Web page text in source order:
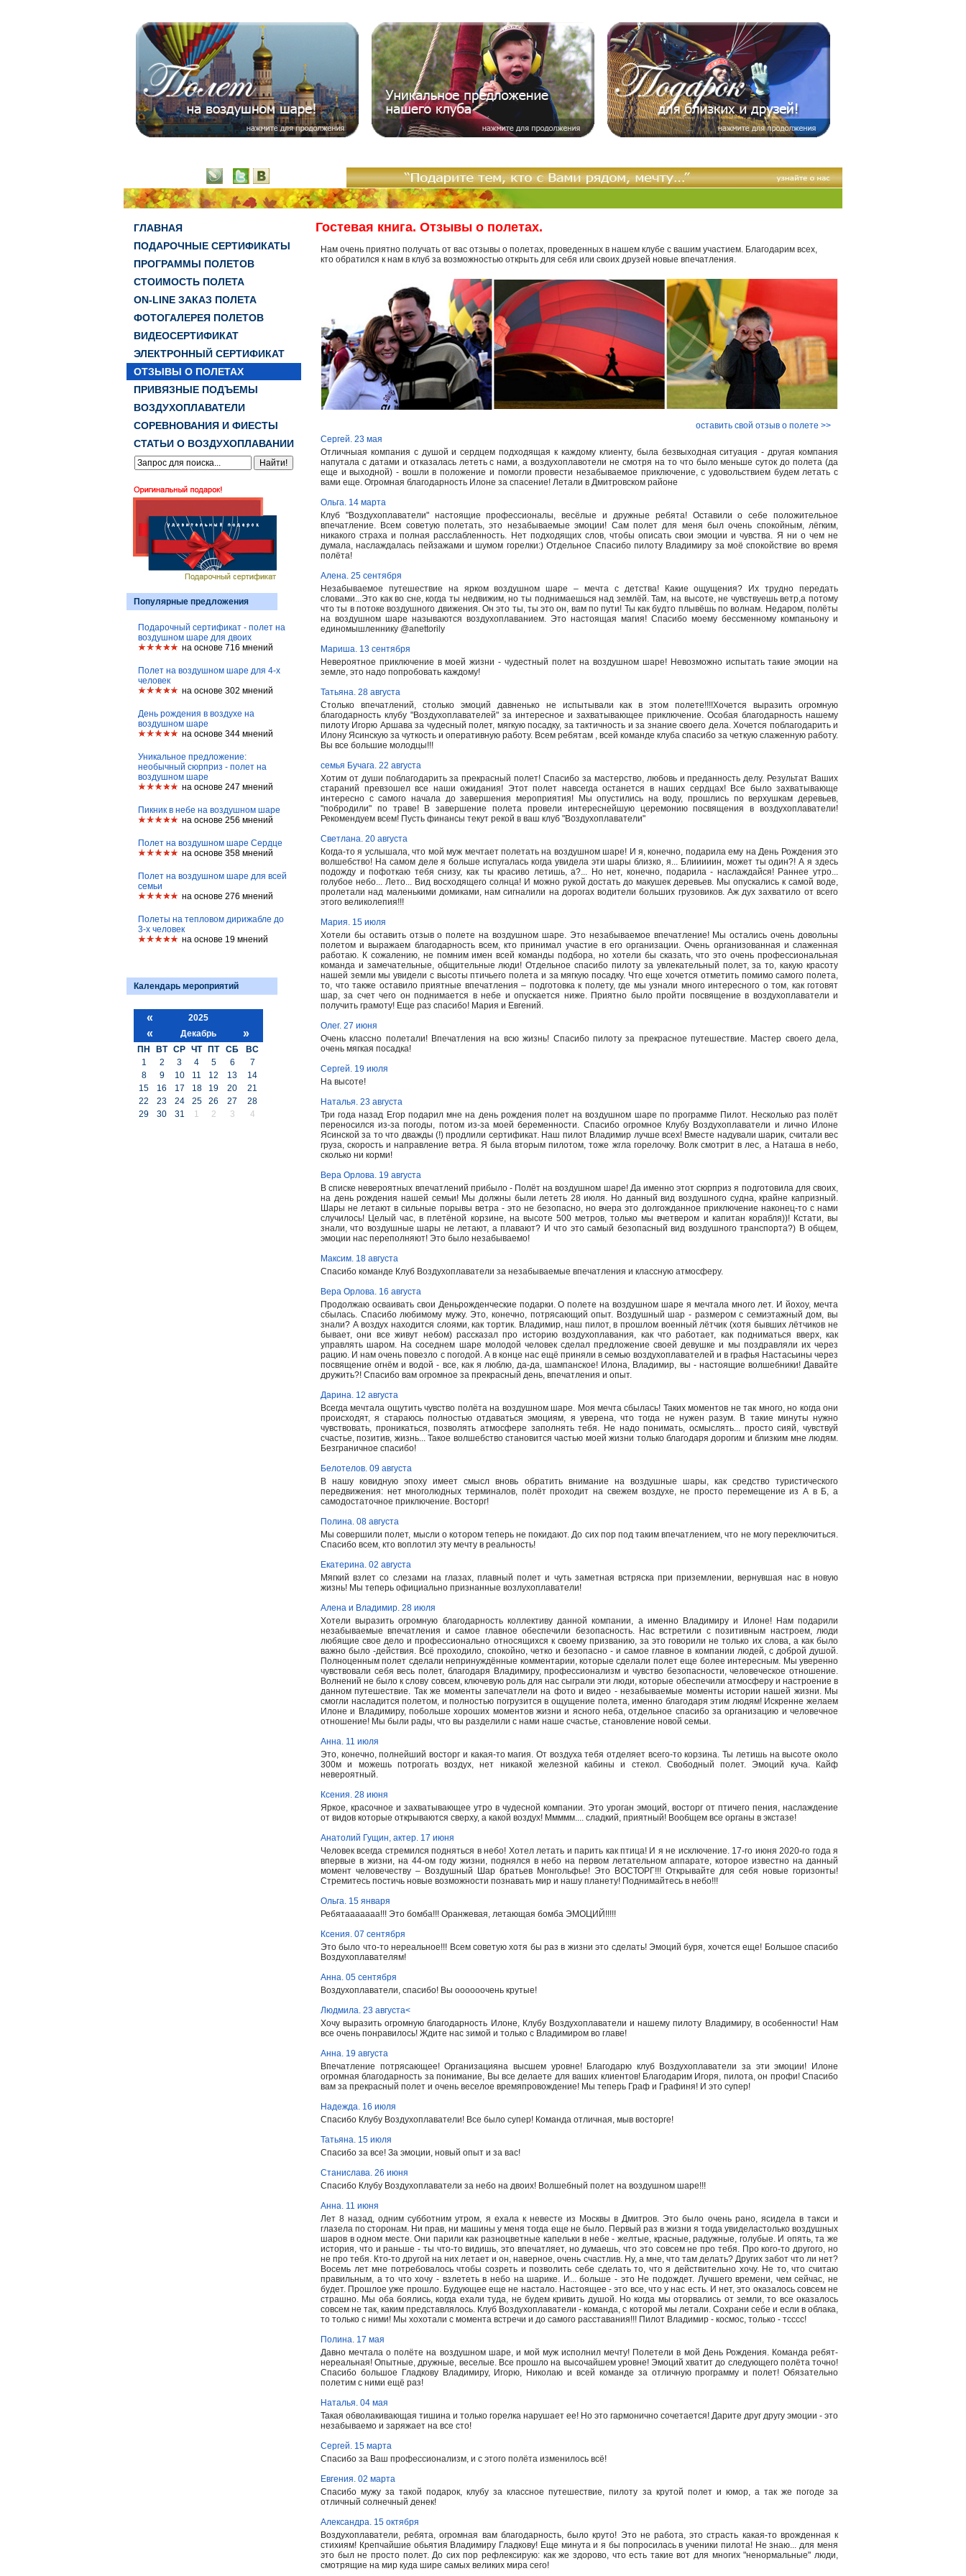
ГЛАВНАЯ
ПОДАРОЧНЫЕ СЕРТИФИКАТЫ
ПРОГРАММЫ ПОЛЕТОВ
СТОИМОСТЬ ПОЛЕТА
ON-LINE ЗАКАЗ ПОЛЕТА
ФОТОГАЛЕРЕЯ ПОЛЕТОВ
ВИДЕОСЕРТИФИКАТ
ЭЛЕКТРОННЫЙ СЕРТИФИКАТ
ОТЗЫВЫ О ПОЛЕТАХ
ПРИВЯЗНЫЕ ПОДЪЕМЫ
ВОЗДУХОПЛАВАТЕЛИ
СОРЕВНОВАНИЯ И ФИЕСТЫ
СТАТЬИ О ВОЗДУХОПЛАВАНИИ
Популярные предложения
Подарочный сертификат - полет на
воздушном шаре для двоих
на основе 716 мнений
Полет на воздушном шаре для 4-х
человек
на основе 302 мнений
День рождения в воздухе на
воздушном шаре
на основе 344 мнений
Уникальное предложение:
необычный сюрприз - полет на
воздушном шаре
на основе 247 мнений
Пикник в небе на воздушном шаре
на основе 256 мнений
Полет на воздушном шаре Сердце
на основе 358 мнений
Полет на воздушном шаре для всей
семьи
на основе 276 мнений
Полеты на тепловом дирижабле до
3-х человек
на основе 19 мнений
Календарь мероприятий
« 2025
« Декабрь »
ПН ВТ СР ЧТ ПТ СБ
ВС
1
2 3 4 5 6
7
8
9 10 11 12 13
14
15
16 17 18 19 20
21
22
23 24 25 26 27
28
29
30 31 1 2 3 4
Гостевая книга. Отзывы о полетах.
Нам очень приятно получать от вас отзывы о полетах, проведенных в нашем клубе с вашим участием. Благодарим всех,
кто обратился к нам в клуб за возможностью открыть для себя или своих друзей новые впечатления.
оставить свой отзыв о полете >>
Сергей. 23 мая
Отличныая компания с душой и сердцем подходящая к каждому клиенту, была безвыходная ситуация - другая компания
напутала с датами и отказалась лететь с нами, а воздухоплавотели не смотря на то что было меньше суток до полета (да
еще и выходной) - вошли в положение и помогли провести незабываемое приключение, с удовольствием будем летать с
вами еще. Огромная благодарность Илоне за спасение! Летали в Дмитровском районе
Ольга. 14 марта
Клуб "Воздухоплаватели" настоящие профессионалы, весёлые и дружные ребята! Оставили о себе положительное
впечатление. Всем советую полетать, это незабываемые эмоции! Сам полет для меня был очень спокойным, лёгким,
никакого страха и полная расслабленность. Нет подходящих слов, чтобы описать свои эмоции и чувства. Я ни о чем не
думала, наслаждалась пейзажами и шумом горелки:) Отдельное Спасибо пилоту Владимиру за моё спокойствие во время
полёта!
Алена. 25 сентября
Незабываемое путешествие на ярком воздушном шаре – мечта с детства! Какие ощущения? Их трудно передать
словами...Это как во сне, когда ты недвижим, но ты поднимаешься над землёй. Там, на высоте, не чувствуешь ветр,а потому
что ты в потоке воздушного движения. Он это ты, ты это он, вам по пути! Ты как будто плывёшь по волнам. Недаром, полёты
на воздушном шаре называются воздухоплаванием. Это настоящая магия! Спасибо моему бессменному компаньону и
единомышленнику @anettorily
Мариша. 13 сентября
Невероятное приключение в моей жизни - чудестный полет на воздушном шаре! Невозможно испытать такие эмоции на
земле, это надо попробовать каждому!
Татьяна. 28 августа
Столько впечатлений, столько эмоций давненько не испытывали как в этом полете!!!!Хочется выразить огромную
благодарность клубу "Воздухоплавателей" за интересное и захватывающее приключение. Особая благодарность нашему
пилоту Игорю Аршава за чудесный полет, мягкую посадку, за тактичность и за знание своего дела. Хочется поблагодарить и
Илону Ясинскую за чуткость и оперативную работу. Всем ребятам , всей команде клуба спасибо за четкую слаженную работу.
Вы все большие молодцы!!!
семья Бучага. 22 августа
Хотим от души поблагодарить за прекрасный полет! Спасибо за мастерство, любовь и преданность делу. Результат Ваших
стараний превзошел все наши ожидания! Этот полет навсегда останется в наших сердцах! Все было захватывающе
интересно с самого начала до завершения мероприятия! Мы опустились на воду, прошлись по верхушкам деревьев,
"побродили" по траве! В завершение полета провели интереснейшую церемонию посвящения в воздухоплаватели!
Рекомендуем всем! Пусть финансы текут рекой в ваш клуб "Воздухоплаватели"
Светлана. 20 августа
Когда-то я услышала, что мой муж мечтает полетать на воздушном шаре! И я, конечно, подарила ему на День Рождения это
волшебство! На самом деле я больше испугалась когда увидела эти шары близко, я... Блииииин, может ты один?! А я здесь
подожду и пофоткаю тебя снизу, как ты красиво летишь, а?... Но нет, конечно, подарила - наслаждайся! Раннее утро...
голубое небо... Лето... Вид восходящего солнца! И можно рукой достать до макушек деревьев. Мы опускались к самой воде,
пролетали над маленькими домиками, нам сигналили на дорогах водители больших грузовиков. Аж дух захватило от всего
этого великолепия!!!
Мария. 15 июля
Хотели бы оставить отзыв о полете на воздушном шаре. Это незабываемое впечатление! Мы остались очень довольны
полетом и выражаем благодарность всем, кто принимал участие в его организации. Очень организованная и слаженная
работаю. К сожалению, не помним имен всей команды подбора, но хотели бы сказать, что это очень профессиональная
команда и замечательные, общительные люди! Отдельное спасибо пилоту за увлекательный полет, за то, какую красоту
нашей земли мы увидели с высоты птичьего полета и за мягкую посадку. Что еще хочется отметить помимо самого полета,
то, что также оставило приятные впечатления – подготовка к полету, где мы узнали много интересного о том, как готовят
шар, за счет чего он поднимается в небе и опускается ниже. Приятно было пройти посвящение в воздухоплаватели и
получить грамоту! Еще раз спасибо! Мария и Евгений.
Олег. 27 июня
Очень классно полетали! Впечатления на всю жизнь! Спасибо пилоту за прекрасное путешествие. Мастер своего дела,
очень мягкая посадка!
Сергей. 19 июля
На высоте!
Наталья. 23 августа
Три года назад Егор подарил мне на день рождения полет на воздушном шаре по программе Пилот. Несколько раз полёт
переносился из-за погоды, потом из-за моей беременности. Спасибо огромное Клубу Воздухоплаватели и лично Илоне
Ясинской за то что дважды (!) продлили сертификат. Наш пилот Владимир лучше всех! Вместе надували шарик, считали вес
груза, скорость и направление ветра. Я была вторым пилотом, тоже жгла горелочку. Волк смотрит в лес, а Наташа в небо,
сколько ни корми!
Вера Орлова. 19 августа
В списке невероятных впечатлений прибыло - Полёт на воздушном шаре! Да именно этот сюрприз я подготовила для своих,
на день рождения нашей семьи! Мы должны были лететь 28 июля. Но данный вид воздушного судна, крайне капризный.
Шары не летают в сильные порывы ветра - это не безопасно, но вчера это долгожданное приключение наконец-то с нами
случилось! Целый час, в плетёной корзине, на высоте 500 метров, только мы вчетвером и капитан корабля))! Кстати, вы
знали, что воздушные шары не летают, а плавают? И что это самый безопасный вид воздушного транспорта?) В общем,
эмоции нас переполняют! Это было незабываемо!
Максим. 18 августа
Спасибо команде Клуб Воздухоплаватели за незабываемые впечатления и классную атмосферу.
Вера Орлова. 16 августа
Продолжаю осваивать свои Деньрожденческие подарки. О полете на воздушном шаре я мечтала много лет. И йохоу, мечта
сбылась. Спасибо любимому мужу. Это, конечно, потрясающий опыт. Воздушный шар - размером с семиэтажный дом, вы
знали? А воздух находится слоями, как тортик. Владимир, наш пилот, в прошлом военный лётчик (хотя бывших лётчиков не
бывает, они все живут небом) рассказал про историю воздухоплавания, как что работает, как подниматься вверх, как
управлять шаром. На соседнем шаре молодой человек сделал предложение своей девушке и мы поздравляли их через
рацию. И нам очень повезло с погодой. А в конце нас ещё приняли в семью воздухоплавателей и в графья Настасьины через
посвящение огнём и водой - все, как я люблю, да-да, шампанское! Илона, Владимир, вы - настоящие волшебники! Давайте
дружить?! Спасибо вам огромное за прекрасный день, впечатления и опыт.
Дарина. 12 августа
Всегда мечтала ощутить чувство полёта на воздушном шаре. Моя мечта сбылась! Таких моментов не так много, но когда они
происходят, я стараюсь полностью отдаваться эмоциям, я уверена, что тогда не нужен разум. В такие минуты нужно
чувствовать, проникаться, позволять атмосфере заполнять тебя. Не надо понимать, осмыслять... просто сияй, чувствуй
счастье, позитив, жизнь... Такое волшебство становится частью моей жизни только благодаря дорогим и близким мне людям.
Безграничное спасибо!
Белотелов. 09 августа
В нашу ковидную эпоху имеет смысл вновь обратить внимание на воздушные шары, как средство туристического
передвижения: нет многолюдных терминалов, полёт проходит на свежем воздухе, не просто перемещение из А в Б, а
самодостаточное приключение. Восторг!
Полина. 08 августа
Мы совершили полет, мысли о котором теперь не покидают. До сих пор под таким впечатлением, что не могу переключиться.
Спасибо всем, кто воплотил эту мечту в реальность!
Екатерина. 02 августа
Мягкий взлет со слезами на глазах, плавный полет и чуть заметная встряска при приземлении, вернувшая нас в новую
жизнь! Мы теперь официально признанные возлухоплаватели!
Алена и Владимир. 28 июля
Хотели выразить огромную благодарность коллективу данной компании, а именно Владимиру и Илоне! Нам подарили
незабываемые впечатления и самое главное обеспечили безопасность. Нас встретили с позитивным настроем, люди
любящие свое дело и профессионально относящихся к своему призванию, за это говорили не только их слова, а как было
важно было -действия. Всё проходило, спокойно, четко и безопасно - и самое главное в компании людей, с доброй душой.
Полноценным полет сделали непринуждённые комментарии, которые сделали полет еще более интересным. Мы уверенно
чувствовали себя весь полет, благодаря Владимиру, профессионализм и чувство безопасности, человеческое отношение.
Волнений не было к слову совсем, ключевую роль для нас сыграли эти люди, которые обеспечили атмосферу и настроение в
данном путешествие. Так же моменты запечатлели на фото и видео - незабываемые моменты истории нашей жизни. Мы
смогли насладится полетом, и полностью погрузится в ощущение полета, именно благодаря этим людям! Искренне желаем
Илоне и Владимиру, побольше хороших моментов жизни и ясного неба, отдельное спасибо за организацию и человечное
отношение! Мы были рады, что вы разделили с нами наше счастье, становление новой семьи.
Анна. 11 июля
Это, конечно, полнейший восторг и какая-то магия. От воздуха тебя отделяет всего-то корзина. Ты летишь на высоте около
300м и можешь потрогать воздух, нет никакой железной кабины и стекол. Свободный полет. Эмоций куча. Кайф
невероятный.
Ксения. 28 июня
Яркое, красочное и захватывающее утро в чудесной компании. Это уроган эмоций, восторг от птичего пения, наслаждение
от видов которые открываются сверху, а какой воздух! Ммммм.... сладкий, приятный! Вообщем все органы в экстазе!
Анатолий Гущин, актер. 17 июня
Человек всегда стремился подняться в небо! Хотел летать и парить как птица! И я не исключение. 17-го июня 2020-го года я
впервые в жизни, на 44-ом году жизни, поднялся в небо на первом летательном аппарате, которое известно на данный
момент человечеству – Воздушный Шар братьев Монгольфье! Это ВОСТОРГ!!! Открывайте для себя новые горизонты!
Стремитесь постичь новые возможности познавать мир и нашу планету! Поднимайтесь в небо!!!
Ольга. 15 января
Ребятааааааа!!! Это бомба!!! Оранжевая, летающая бомба ЭМОЦИЙ!!!!!
Ксения. 07 сентября
Это было что-то нереальное!!! Всем советую хотя бы раз в жизни это сделать! Эмоций буря, хочется еще! Большое спасибо
Воздухоплавателям!
Анна. 05 сентября
Воздухоплаватели, спасибо! Вы оооооочень крутые!
Людмила. 23 августа<
Хочу выразить огромную благодарность Илоне, Клубу Воздухоплаватели и нашему пилоту Владимиру, в особенности! Нам
все очень понравилось! Ждите нас зимой и только с Владимиром во главе!
Анна. 19 августа
Впечатление потрясающее! Организацияна высшем уровне! Благодарю клуб Воздухоплаватели за эти эмоции! Илоне
огромная благодарность за понимание, Вы все делаете для ваших клиентов! Благодарим Игоря, пилота, он профи! Спасибо
вам за прекрасный полет и очень веселое времяпровождение! Мы теперь Граф и Графиня! И это супер!
Надежда. 16 июля
Спасибо Клубу Воздухоплаватели! Все было супер! Команда отличная, мыв восторге!
Татьяна. 15 июля
Спасибо за все! За эмоции, новый опыт и за вас!
Станислава. 26 июня
Спасибо Клубу Воздухоплаватели за небо на двоих! Волшебный полет на воздушном шаре!!!
Анна. 11 июня
Лет 8 назад, одним субботним утром, я ехала к невесте из Москвы в Дмитров. Это было очень рано, ясидела в такси и
глазела по сторонам. Ни прав, ни машины у меня тогда еще не было. Первый раз в жизни я тогда увиделастолько воздушных
шаров в одном месте. Они парили как разноцветные капельки в небе - желтые, красные, радужные, голубые. И опять, та же
история, что и раньше - ты что-то видишь, это впечатляет, но думаешь, что это совсем не про тебя. Про кого-то другого, но
не про тебя. Кто-то другой на них летает и он, наверное, очень счастлив. Ну, а мне, что там делать? Других забот что ли нет?
Восемь лет мне потребовалось чтобы созреть и позволить себе сделать то, что я действительно хочу. Не то, что считаю
правильным, а то что хочу - взлететь в небо на шарике. И... больше - это Не подождет. Лучшего времени, чем сейчас, не
будет. Прошлое уже прошло. Будующее еще не настало. Настоящее - это все, что у нас есть. И нет, это оказалось совсем не
страшно. Мы оба боялись, когда ехали туда, не будем кривить душой. Но когда мы оторвались от земли, то все оказалось
совсем не так, каким представлялось. Клуб Воздухоплаватели - команда, с которой мы летали. Сохрани себе и если в облака,
то только с ними! Мы хохотали с момента встречи и до самого расставания!!! Пилот Владимир - космос, только - тсссс!
Полина. 17 мая
Давно мечтала о полёте на воздушном шаре, и мой муж исполнил мечту! Полетели в мой День Рождения. Команда ребят-
нереальная! Опытные, дружные, веселые. Все прошло на высочайшем уровне! Эмоций хватит до следующего полёта точно!
Спасибо большое Гладкову Владимиру, Игорю, Николаю и всей команде за отличную программу и полет! Обязательно
полетим с ними ещё раз!
Наталья. 04 мая
Такая обволакивающая тишина и только горелка нарушает ее! Но это гармонично сочетается! Дарите друг другу эмоции - это
незабываемо и заряжает на все сто!
Сергей. 15 марта
Спасибо за Ваш профессионализм, и с этого полёта изменилось всё!
Евгения. 02 марта
Спасибо мужу за такой подарок, клубу за классное путешествие, пилоту за крутой полет и юмор, а так же погоде за
отличный солнечный денек!
Александра. 15 октября
Воздухоплаватели, ребята, огромная вам благодарность, было круто! Это не работа, это страсть какая-то врожденная к
стихиям! Крепчайшие обьятия Владимиру Гладкову! Еще минута и я бы попросилась в ученики пилота! Не знаю... для меня
это был не просто полет. До сих пор рефлексирую: как же здорово, что есть такие вот для многих "ненормальные" люди,
смотрящие на мир куда шире самых великих мира сего!